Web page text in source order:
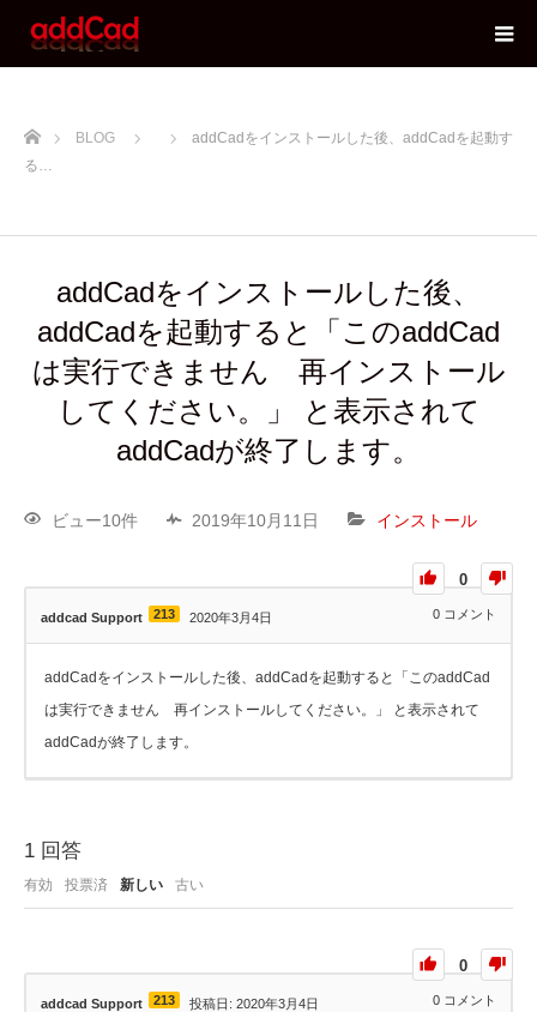
ホームBLOG
addCadをインストールした後、addCadを起動す
る…
addCadをインストールした後、
addCadを起動すると「このaddCad
は実行できません 再インストール
してください。」 と表示されて
addCadが終了します。
ビュー10件 2019年10月11日 インストール
0
addcad Support 213 2020年3月4日 0 コメント
addCadをインストールした後、addCadを起動すると「このaddCad
は実行できません 再インストールしてください。」 と表示されて
addCadが終了します。
1 回答
有効 投票済 新しい 古い
0
addcad Support 213 投稿日: 2020年3月4日 0 コメント